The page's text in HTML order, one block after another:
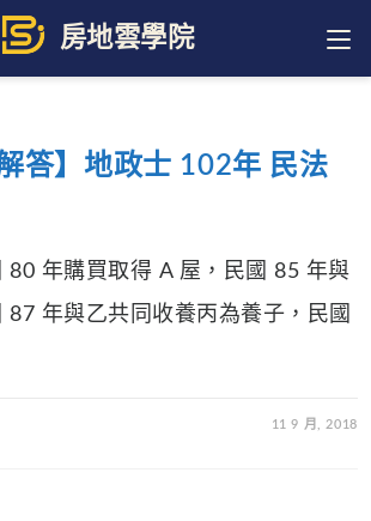
答】地政士 102年 民法
80 年購買取得 A 屋，民國 85 年與
87 年與乙共同收養丙為養子，民國
11 9 月, 2018